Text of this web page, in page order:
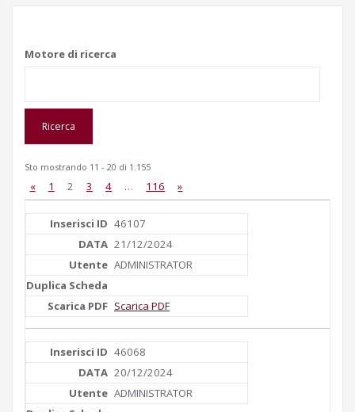
Motore di ricerca
Sto mostrando 11 - 20 di 1.155
« 1 2 3 4 … 116 »
46107
21/12/2024
ADMINISTRATOR
Scarica PDF
46068
20/12/2024
ADMINISTRATOR